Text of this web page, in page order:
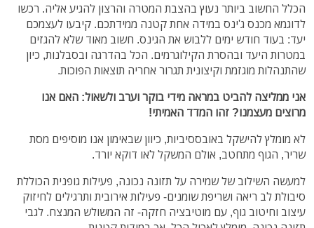
הכלל החשוב ביותר נעוץ בהצבת המטרה והרצון להגיע אליה. רכשו
לדוגמא מכנס ג'ינס במידה אחת קטנה ממידתכם. קיבעו לעצמכם
יעד: בעוד חודש ימים ללבוש את הגינס. חשוב מאוד שלא להגזים
במטרות היעד ובהסרת הקילוגרמים. הכל בהדרגה ובסבלנות, כיון
שהתנהלות מוגזמת וקיצונית תגרור אחריה תוצאות הפוכות.
אני ממליצה להביט במראה מידי בוקר וערב ולשאול: האם אנו
מרוצים מעצמנו? זהו המדד האמיתי!
לא מומלץ להישקל באובססיביות, כיוון שבאימון אנו מוסיפים מסת
שריר, הגוף מתחטב, אולם המשקל לאו דוקא יורד.
למעשה השילוב של שמירה על תזונה נכונה, פעילות גופנית הכוללת
סיבולת לב ריאה ושריפת שומנים- פעילות אירובית ותרגילים לחיזוק
עיצוב וחיטוב גוף, עם מוטיבציה חזקה- זה המשולש המנצח. לגבי